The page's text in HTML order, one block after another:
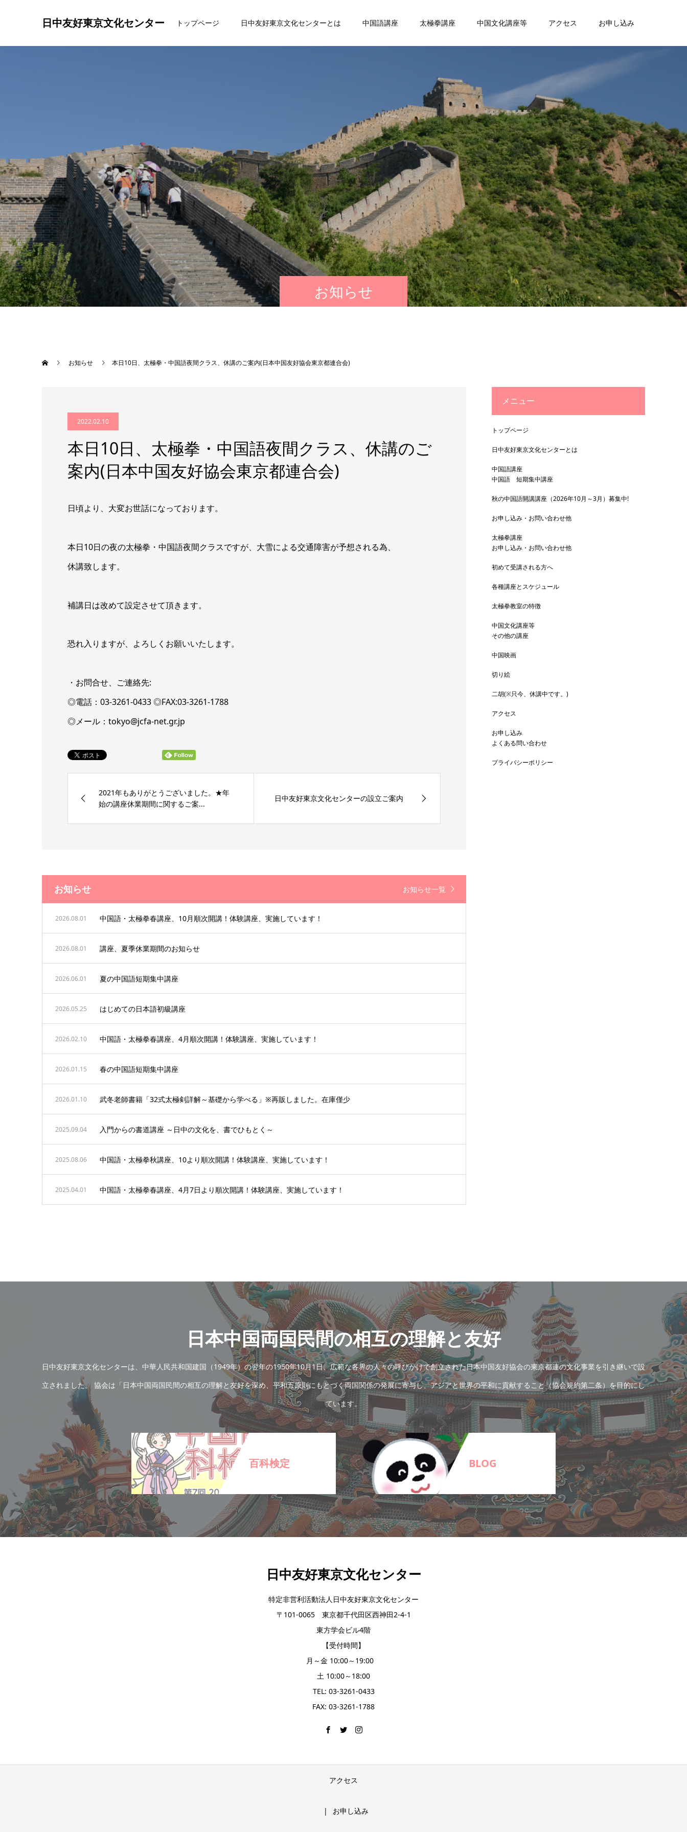
日中友好東京文化センター トップページ 日中友好東京文化センターとは 中国語講座 太極拳講座 中国文化講座等 アクセス お申し込み
お知らせ
お知らせ 本日10日、太極拳・中国語夜間クラス、休講のご案内(日本中国友好協会東京都連合会)
2022.02.10
本日10日、太極拳・中国語夜間クラス、休講のご
案内(日本中国友好協会東京都連合会)
日頃より、大変お世話になっております。
本日10日の夜の太極拳・中国語夜間クラスですが、大雪による交通障害が予想される為、
休講致します。
補講日は改めて設定させて頂きます。
恐れ入りますが、よろしくお願いいたします。
・お問合せ、ご連絡先:
◎電話：03-3261-0433 ◎FAX:03-3261-1788
◎メール：tokyo@jcfa-net.gr.jp
2021年もありがとうございました。★年
始の講座休業期間に関するご案...
日中友好東京文化センターの設立ご案内
お知らせ お知らせ一覧
2026.08.01 中国語・太極拳春講座、10月順次開講！体験講座、実施しています！
2026.08.01 講座、夏季休業期間のお知らせ
2026.06.01 夏の中国語短期集中講座
2026.05.25 はじめての日本語初級講座
2026.02.10 中国語・太極拳春講座、4月順次開講！体験講座、実施しています！
2026.01.15 春の中国語短期集中講座
2026.01.10 武冬老師書籍「32式太極剣詳解～基礎から学べる」※再販しました。在庫僅少
2025.09.04 入門からの書道講座 ～日中の文化を、書でひもとく～
2025.08.06 中国語・太極拳秋講座、10より順次開講！体験講座、実施しています！
2025.04.01 中国語・太極拳春講座、4月7日より順次開講！体験講座、実施しています！
メニュー
トップページ
日中友好東京文化センターとは
中国語講座
中国語 短期集中講座
秋の中国語開講講座（2026年10月～3月）募集中!
お申し込み・お問い合わせ他
太極拳講座
お申し込み・お問い合わせ他
初めて受講される方へ
各種講座とスケジュール
太極拳教室の特徴
中国文化講座等
その他の講座
中国映画
切り絵
二胡(※只今、休講中です。)
アクセス
お申し込み
よくある問い合わせ
プライバシーポリシー
日本中国両国民間の相互の理解と友好
日中友好東京文化センターは、中華人民共和国建国（1949年）の翌年の1950年10月1日、広範な各界の人々の呼びかけで創立された日本中国友好協会の東京都連の文化事業を引き継いで設
立されました。 協会は「日本中国両国民間の相互の理解と友好を深め、平和五原則にもとづく両国関係の発展に寄与し、アジアと世界の平和に貢献すること（協会規約第二条）を目的にし
ています。
百科検定 BLOG
日中友好東京文化センター
特定非営利活動法人日中友好東京文化センター
〒101-0065 東京都千代田区西神田2-4-1
東方学会ビル4階
【受付時間】
月～金 10:00～19:00
土 10:00～18:00
TEL: 03-3261-0433
FAX: 03-3261-1788
アクセス
お申し込み